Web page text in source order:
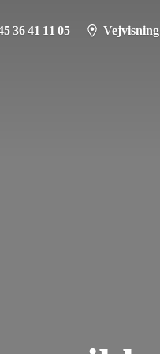
36 41 11 05 Vejvisning